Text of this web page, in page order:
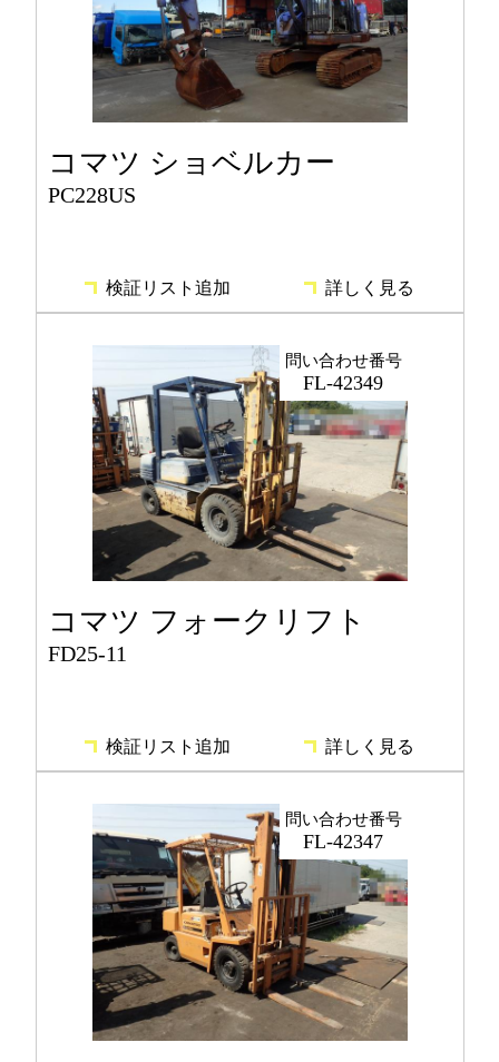
コマツ ショベルカー
PC228US
検証リスト追加 詳しく見る
問い合わせ番号
FL-42349
コマツ フォークリフト
FD25-11
検証リスト追加 詳しく見る
問い合わせ番号
FL-42347